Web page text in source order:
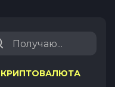
КРИПТОВАЛЮТА